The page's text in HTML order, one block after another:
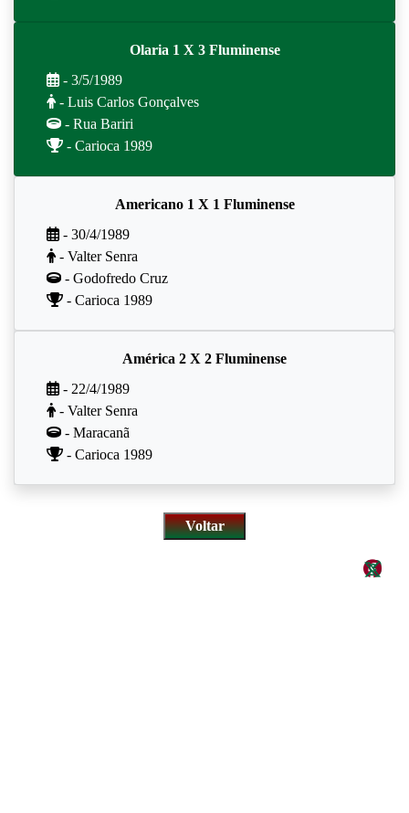
Olaria 1 X 3 Fluminense
- 3/5/1989
- Luis Carlos Gonçalves
- Rua Bariri
- Carioca 1989
Americano 1 X 1 Fluminense
- 30/4/1989
- Valter Senra
- Godofredo Cruz
- Carioca 1989
América 2 X 2 Fluminense
- 22/4/1989
- Valter Senra
- Maracanã
- Carioca 1989